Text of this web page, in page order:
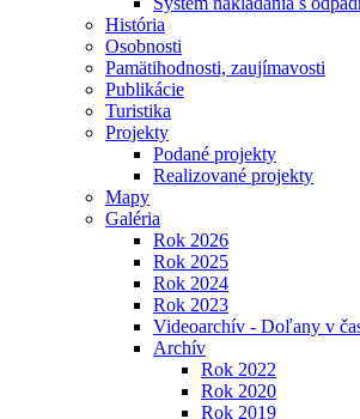
História
Osobnosti
Pamätihodnosti, zaujímavosti
Publikácie
Turistika
Projekty
Podané projekty
Realizované projekty
Mapy
Galéria
Rok 2026
Rok 2025
Rok 2024
Rok 2023
Videoarchív - Doľany v
Archív
Rok 2022
Rok 2020
Rok 2019